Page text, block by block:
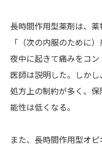
長時間作用型薬剤は、薬
「（次の内服のために
夜中に起きて痛みをコ
医師は説明した。しか
処方上の制約が多く、
能性は低くなる。
また、長時間作用型オ